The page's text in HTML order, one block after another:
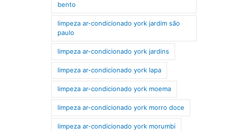
bento
limpeza ar-condicionado york jardim são
paulo
limpeza ar-condicionado york jardins
limpeza ar-condicionado york lapa
limpeza ar-condicionado york moema
limpeza ar-condicionado york morro doce
limpeza ar-condicionado york morumbi